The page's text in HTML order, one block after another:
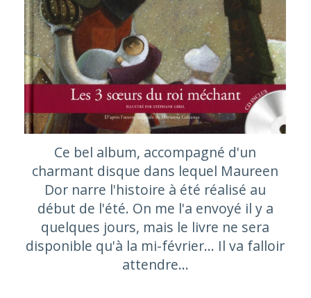
Ce bel album, accompagné d'un
charmant disque dans lequel Maureen
Dor narre l'histoire à été réalisé au
début de l'été. On me l'a envoyé il y a
quelques jours, mais le livre ne sera
disponible qu'à la mi-février… Il va falloir
attendre…